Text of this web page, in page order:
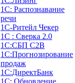
1С: Распознавание
речи
1C-Ритейл Чекер
1С : Сверка 2.0
1С:СБП C2B
1С:Прогнозирование
продаж
1С:ДиректБанк
1С: Обновление